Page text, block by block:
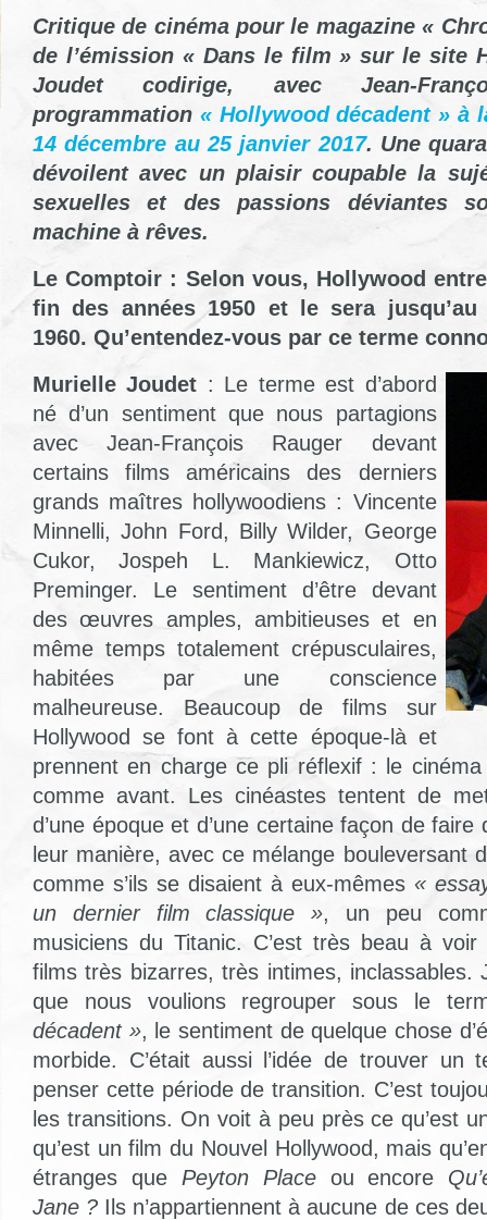
Critique de cinéma pour le magazine «
de l’émission « Dans le film » sur le site
Joudet codirige, avec Jean-
programmation « Hollywood décadent » à
14 décembre au 25 janvier 2017. Une
dévoilent avec un plaisir coupable la
sexuelles et des passions déviantes
machine à rêves.
Le Comptoir : Selon vous, Hollywood
fin des années 1950 et le sera jusqu’au
1960. Qu’entendez-vous par ce terme
Murielle Joudet : Le terme est d’abord
né d’un sentiment que nous partagions
avec Jean-François Rauger devant
certains films américains des derniers
grands maîtres hollywoodiens : Vincente
Minnelli, John Ford, Billy Wilder, George
Cukor, Jospeh L. Mankiewicz, Otto
Preminger. Le sentiment d’être devant
des œuvres amples, ambitieuses et en
même temps totalement crépusculaires,
habitées par une conscience
malheureuse. Beaucoup de films sur
Hollywood se font à cette époque-là et
prennent en charge ce pli réflexif : le
comme avant. Les cinéastes tentent de
d’une époque et d’une certaine façon de
leur manière, avec ce mélange bouleversant
comme s’ils se disaient à eux-mêmes «
un dernier film classique », un peu
musiciens du Titanic. C’est très beau à
films très bizarres, très intimes, inclassables.
que nous voulions regrouper sous le
décadent », le sentiment de quelque chose
morbide. C’était aussi l’idée de trouver un
penser cette période de transition. C’est
les transitions. On voit à peu près ce qu’est
qu’est un film du Nouvel Hollywood, mais
étranges que Peyton Place ou encore
Jane ? Ils n’appartiennent à aucune de ces